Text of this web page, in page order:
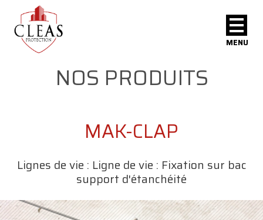
MENU
NOS PRODUITS
MAK-CLAP
Lignes de vie : Ligne de vie : Fixation sur bac
support d'étanchéité